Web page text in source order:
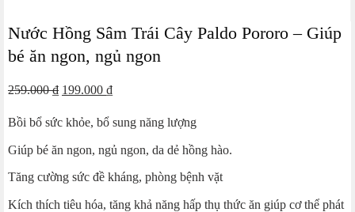
Nước Hồng Sâm Trái Cây Paldo Pororo – Giúp
bé ăn ngon, ngủ ngon
259.000₫ Giá
là:
259.000 ₫.
199.000 ₫Giá
tại
là:
Bồi bổ sức khỏe, bổ sung năng lượng
Giúp bé ăn ngon, ngủ ngon, da dẻ hồng hào.
Tăng cường sức đề kháng, phòng bệnh vặt
Kích thích tiêu hóa, tăng khả năng hấp thụ thức ăn giúp cơ thể phát